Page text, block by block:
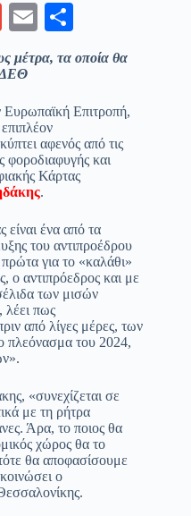
G
ail
E
ail
α
εί
τε
μέτρα, τα οποία θα
ΔΕΘ
Ευρωπαϊκή Επιτροπή,
αφενός από τις
φοροδιαφυγής και
Κάρτας
.
είναι ένα από τα
του αντιπροέδρου
για το «καλάθι»
ο αντιπρόεδρος και με
των μισών
λέει πως
από λίγες μέρες, των
πλεόνασμα του 2024,
«συνεχίζεται σε
με τη ρήτρα
Άρα, το ποιος θα
χώρος θα το
θα αποφασίσουμε
ο